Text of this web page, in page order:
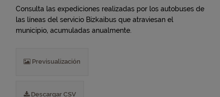
Consulta las expediciones realizadas por los autobuses de
las líneas del servicio Bizkaibus que atraviesan el
municipio, acumuladas anualmente.
Previsualización
Descargar CSV